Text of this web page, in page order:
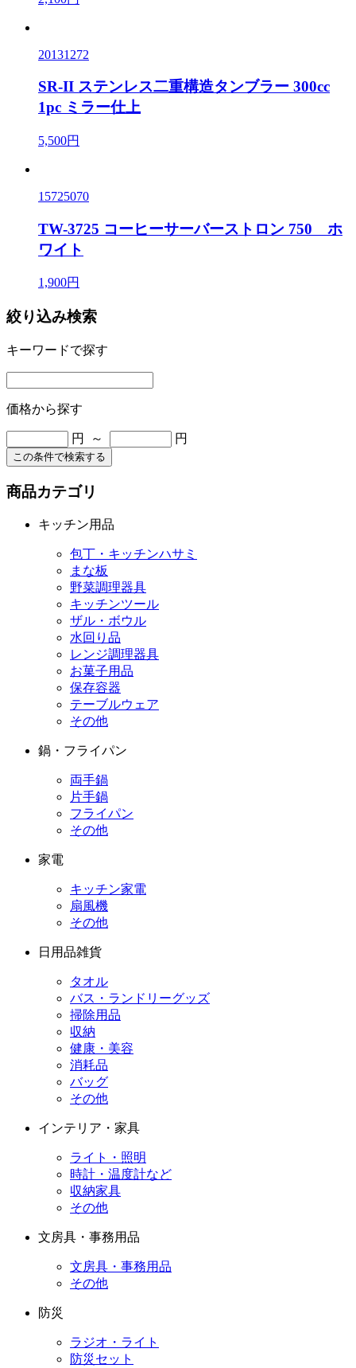
20131272
SR-II ステンレス二重構造タンブラー 300cc
1pc ミラー仕上
5,500円
15725070
TW-3725 コーヒーサーバーストロン 750 ホ
ワイト
1,900円
絞り込み検索
キーワードで探す
価格から探す
円 ～ 円
この条件で検索する
商品カテゴリ
キッチン用品
包丁・キッチンハサミ
まな板
野菜調理器具
キッチンツール
ザル・ボウル
水回り品
レンジ調理器具
お菓子用品
保存容器
テーブルウェア
その他
鍋・フライパン
両手鍋
片手鍋
フライパン
その他
家電
キッチン家電
扇風機
その他
日用品雑貨
タオル
バス・ランドリーグッズ
掃除用品
収納
健康・美容
消耗品
バッグ
その他
インテリア・家具
ライト・照明
時計・温度計など
収納家具
その他
文房具・事務用品
文房具・事務用品
その他
防災
ラジオ・ライト
防災セット